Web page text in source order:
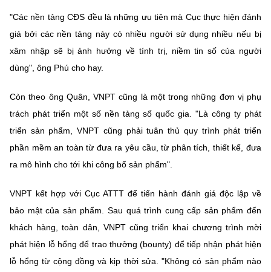
"Các nền tảng CĐS đều là những ưu tiên mà Cục thực hiện đánh
giá bởi các nền tảng này có nhiều người sử dụng nhiều nếu bị
xâm nhập sẽ bị ảnh hưởng về tính trị, niềm tin số của người
dùng", ông Phú cho hay.
Còn theo ông Quân, VNPT cũng là một trong những đơn vị phụ
trách phát triển một số nền tảng số quốc gia. "Là công ty phát
triển sản phẩm, VNPT cũng phải tuân thủ quy trình phát triển
phần mềm an toàn từ đưa ra yêu cầu, từ phân tích, thiết kế, đưa
ra mô hình cho tới khi công bố sản phẩm".
VNPT kết hợp với Cục ATTT để tiến hành đánh giá độc lập về
bảo mật của sản phẩm. Sau quá trình cung cấp sản phẩm đến
khách hàng, toàn dân, VNPT cũng triển khai chương trình mời
phát hiện lỗ hổng để trao thưởng (bounty) để tiếp nhận phát hiện
lỗ hổng từ cộng đồng và kịp thời sửa. "Không có sản phẩm nào